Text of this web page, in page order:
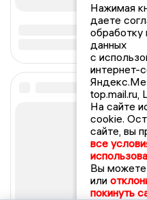
Нажимая
даете
обработку
данных
с
интернет-
top.mail.ru,
На сайте
cookie.
сайте, вы
все
Вы можете
или
покинуть